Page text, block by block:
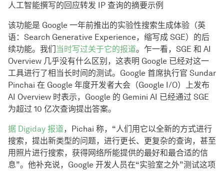
人工智能撰写的回应转发 IP 查询的摘要示例
该功能是 Google 一年前推出的实验性搜索生成体验（英
语：Search Generative Experience，缩写成 SGE）的后
续功能。我们 当时写过关于它的报道。乍一看，SGE 和 AI
Overview 几乎没有什么区别，这表明 Google 已经对这一
工具进行了相当长时间的测试。Google 首席执行官 Sundar
Pinchai 在 Google 年度开发者大会（Google I/O）上发布
AI Overview 时表示，Google 的 Gemini AI 已经通过 SGE
为超过 10 亿次查询提出答案。
据 Digiday 报道，Pichai 称，“人们用它以全新的方式进行
搜索，提出新类型的问题，进行更长、更复杂的查询，甚至
用照片进行搜索，获得网络所能提供的最好和最合适的信
息”。他补充说，Google 开发人员在“实验室之外”测试这项